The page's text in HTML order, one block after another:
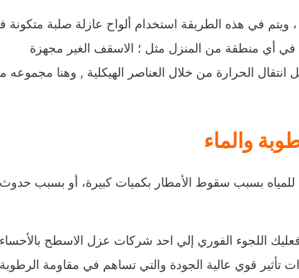
ويتم في هذه الطريقة استخدام ألواح عازلة صلبة متكونة
في أي منطقة من المنزل مثل ؛ الاسقف الغير مجهزة
الحرارة من خلال العناصر الهيكلية , وهنا مجموعه
والماء
بسبب سقوط الأمطار بكميات كبيرة، أو بسبب حدوث
اللجوء الفوري إلي احد شركات عزل الاسطح بالأحساء
قوي عالية الجودة والتي تساهم في مقاومة الرطوبة